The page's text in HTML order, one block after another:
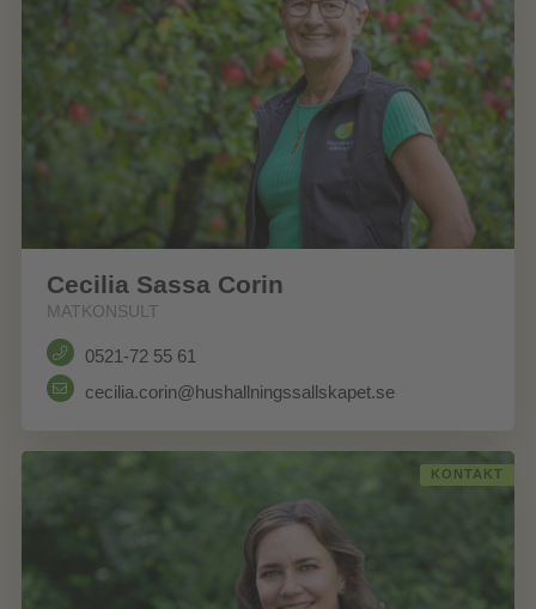
Cecilia Sassa Corin
MATKONSULT
0521-72 55 61
cecilia.corin@hushallningssallskapet.se
KONTAKT